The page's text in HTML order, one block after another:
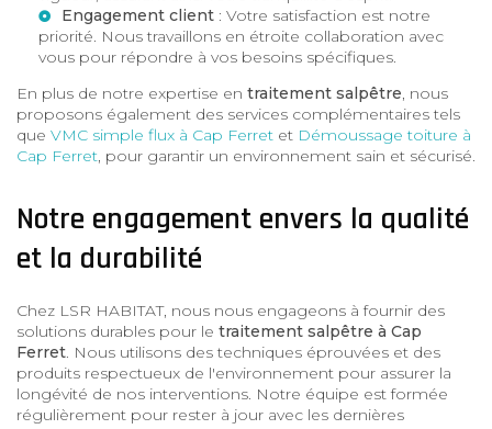
Engagement client : Votre satisfaction est notre
priorité. Nous travaillons en étroite collaboration avec
vous pour répondre à vos besoins spécifiques.
En plus de notre expertise en traitement salpêtre, nous
proposons également des services complémentaires tels
que VMC simple flux à Cap Ferret et Démoussage toiture à
Cap Ferret, pour garantir un environnement sain et sécurisé.
Notre engagement envers la qualité
et la durabilité
Chez LSR HABITAT, nous nous engageons à fournir des
solutions durables pour le traitement salpêtre à Cap
Ferret. Nous utilisons des techniques éprouvées et des
produits respectueux de l'environnement pour assurer la
longévité de nos interventions. Notre équipe est formée
régulièrement pour rester à jour avec les dernières